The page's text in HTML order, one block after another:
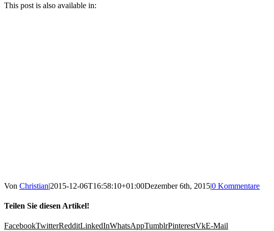
This post is also available in:
Von Christian|2015-12-06T16:58:10+01:00Dezember 6th, 2015|0 Kommentare
Teilen Sie diesen Artikel!
FacebookTwitterRedditLinkedInWhatsAppTumblrPinterestVkE-Mail